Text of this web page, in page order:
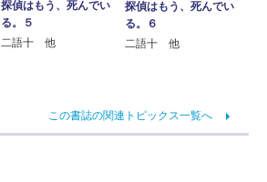
探偵はもう、死んでい
る。５
二語十 他
探偵はもう、死んでい
る。６
二語十 他
この書誌の関連トピックス一覧へ